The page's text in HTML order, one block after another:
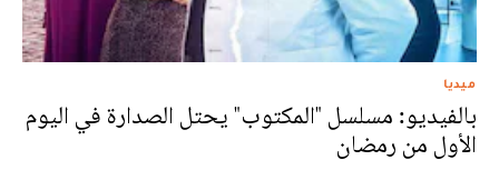
ميديا
بالفيديو: مسلسل "المكتوب" يحتل الصدارة في اليوم
الأول من رمضان